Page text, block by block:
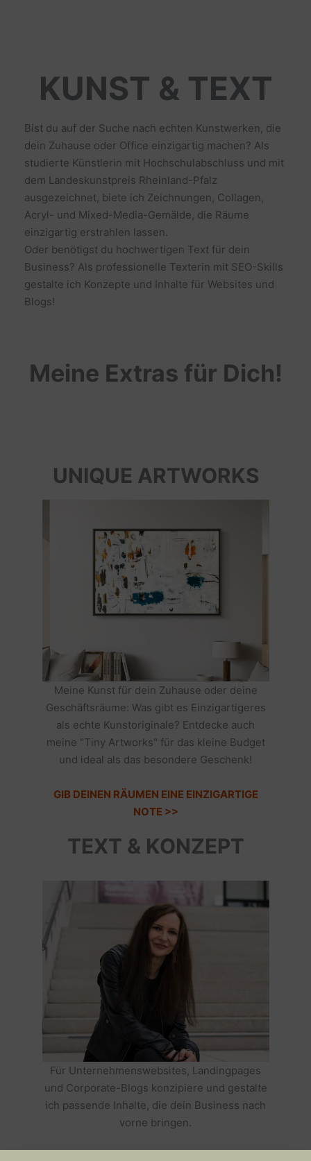
KUNST & TEXT
Bist du auf der Suche nach echten Kunstwerken, die
dein Zuhause oder Office einzigartig machen? Als
studierte Künstlerin mit Hochschulabschluss und mit
dem Landeskunstpreis Rheinland-Pfalz
ausgezeichnet, biete ich Zeichnungen, Collagen,
Acryl- und Mixed-Media-Gemälde, die Räume
einzigartig erstrahlen lassen.
Oder benötigst du hochwertigen Text für dein
Business? Als professionelle Texterin mit SEO-Skills
gestalte ich Konzepte und Inhalte für Websites und
Blogs!
Meine Extras für Dich!
UNIQUE ARTWORKS
Meine Kunst für dein Zuhause oder deine
Geschäftsräume: Was gibt es Einzigartigeres
als echte Kunstoriginale? Entdecke auch
meine "Tiny Artworks" für das kleine Budget
und ideal als das besondere Geschenk!
GIB DEINEN RÄUMEN EINE EINZIGARTIGE
NOTE >>
TEXT & KONZEPT
Für Unternehmenswebsites, Landingpages
und Corporate-Blogs konzipiere und gestalte
ich passende Inhalte, die dein Business nach
vorne bringen.